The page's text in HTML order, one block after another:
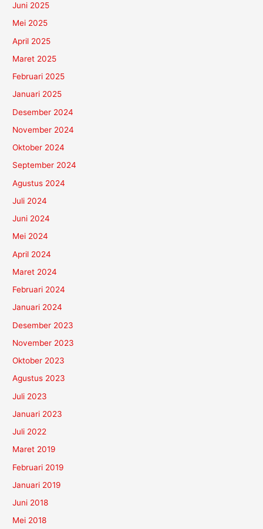
Juni 2025
Mei 2025
April 2025
Maret 2025
Februari 2025
Januari 2025
Desember 2024
November 2024
Oktober 2024
September 2024
Agustus 2024
Juli 2024
Juni 2024
Mei 2024
April 2024
Maret 2024
Februari 2024
Januari 2024
Desember 2023
November 2023
Oktober 2023
Agustus 2023
Juli 2023
Januari 2023
Juli 2022
Maret 2019
Februari 2019
Januari 2019
Juni 2018
Mei 2018